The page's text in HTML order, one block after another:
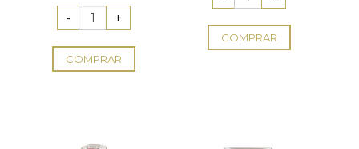
COMPRAR
COMPRAR